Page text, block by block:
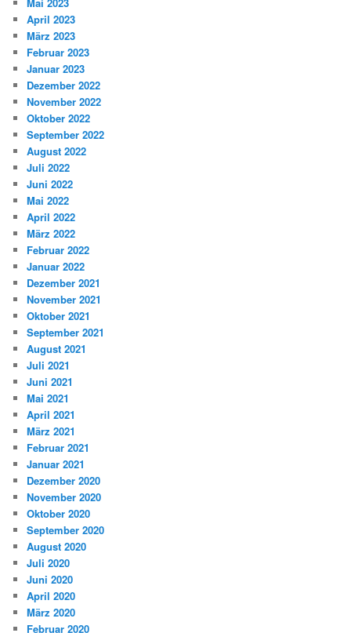
April 2023
März 2023
Februar 2023
Januar 2023
Dezember 2022
November 2022
Oktober 2022
September 2022
August 2022
Juli 2022
Juni 2022
Mai 2022
April 2022
März 2022
Februar 2022
Januar 2022
Dezember 2021
November 2021
Oktober 2021
September 2021
August 2021
Juli 2021
Juni 2021
Mai 2021
April 2021
März 2021
Februar 2021
Januar 2021
Dezember 2020
November 2020
Oktober 2020
September 2020
August 2020
Juli 2020
Juni 2020
April 2020
März 2020
Februar 2020